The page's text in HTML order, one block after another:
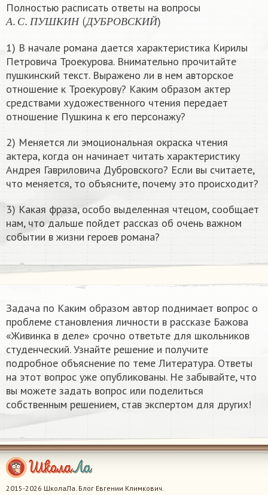
Полностью расписать ответы на вопросы
А С П У Ш КИ Н
АС.ПУШКИН
ДУ Б Р О В С КИ Й
(ДУБРОВСКИЙ)
1) В начале романа дается характеристика Кирилы
Петровича Троекурова. Внимательно прочитайте
пушкинский текст. Выражено ли в нем авторское
отношение к Троекурову? Каким образом актер
средствами художественного чтения передает
отношение Пушкина к его персонажу?
2) Меняется ли эмоциональная окраска чтения
актера, когда он начинает читать характеристику
Андрея Гавриловича Дубровского? Если вы считаете,
что меняется, то объясните, почему это происходит?
3) Какая фраза, особо выделенная чтецом, сообщает
нам, что дальше пойдет рассказ об очень важном
событии в жизни героев романа?
Задача по Каким образом автор поднимает вопрос о
проблеме становления личности в рассказе Бажова
«Живинка в деле» срочно ответьте для школьников
студенческий. Узнайте решение и получите
подробное объяснение по теме Литература. Ответы
на этот вопрос уже опубликованы. Не забывайте, что
вы можете задать вопрос или поделиться
собственным решением, став экспертом для других!
2015-2026 ШколаЛа. Блог Евгении Климкович.